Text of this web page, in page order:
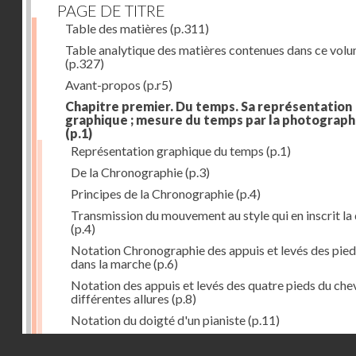
PAGE DE TITRE
Table des matières (p.311)
Table analytique des matières contenues dans ce
(p.327)
Avant-propos (p.r5)
Chapitre premier. Du temps. Sa représentation
graphique ; mesure du temps par la
(p.1)
Représentation graphique du temps (p.1)
De la Chronographie(p.3)
Principes de la Chronographie(p.4)
Transmission du mouvement au style qui en inscrit la
(p.4)
Notation Chronographie des appuis et levés des
dans la marche(p.6)
Notation des appuis et levés des quatre pieds du
différentes allures (p.8)
Notation du doigté d'un pianiste(p.11)